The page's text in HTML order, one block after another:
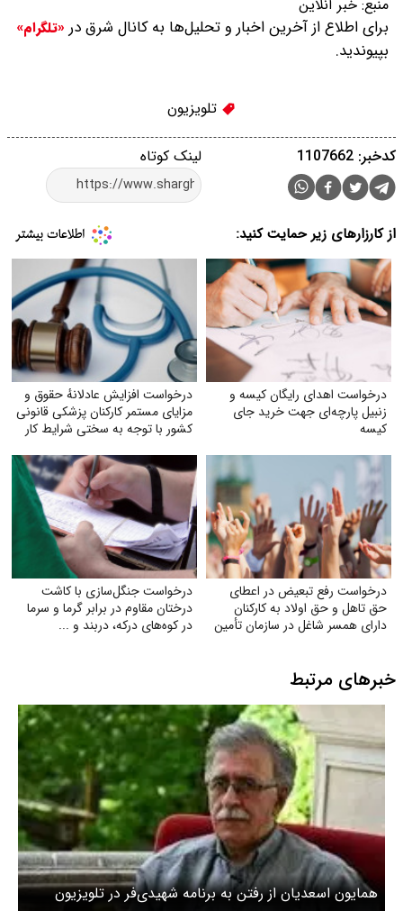
منبع: خبر آنلاین
برای اطلاع از آخرین اخبار و تحلیل‌ها به کانال شرق در «تلگرام»
بپیوندید.
تلویزیون
لینک کوتاه کدخبر: 1107662
از کارزارهای زیر حمایت کنید:
درخواست اهدای رایگان کیسه و
زنبیل پارچه‌ای جهت خرید جای
کیسه‌
درخواست افزایش عادلانهٔ حقوق و
مزایای مستمر کارکنان پزشکی قانونی
کشور با توجه به سختی شرایط کار
درخواست رفع تبعیض در اعطای
حق تاهل و حق اولاد به کارکنان
دارای همسر شاغل در سازمان تأمین
درخواست جنگل‌سازی با کاشت
درختان مقاوم در برابر گرما و سرما
در کوه‌های درکه، دربند و ...
خبرهای مرتبط
همایون اسعدیان از رفتن به برنامه شهیدی‌فر در تلویزیون